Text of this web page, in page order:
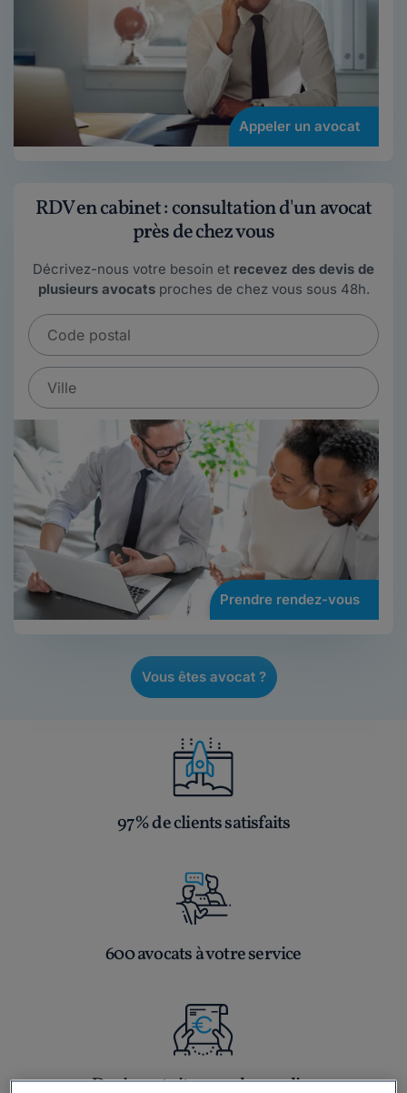
Appeler un avocat
RDV en cabinet : consultation d'un avocat
près de chez vous
Décrivez-nous votre besoin et recevez des devis de
plusieurs avocatsproches de chez vous sous 48h.
Prendre rendez-vous
Vous êtes avocat ?
97% de clients satisfaits
600 avocats à votre service
Devis gratuit en quelques clics